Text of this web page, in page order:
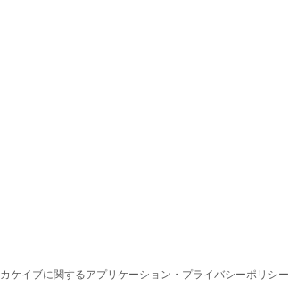
カケイブに関するアプリケーション・プライバシーポリシー